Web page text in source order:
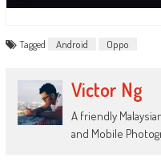
Tagged Android Oppo
Victor Ng
A friendly
and Mobile